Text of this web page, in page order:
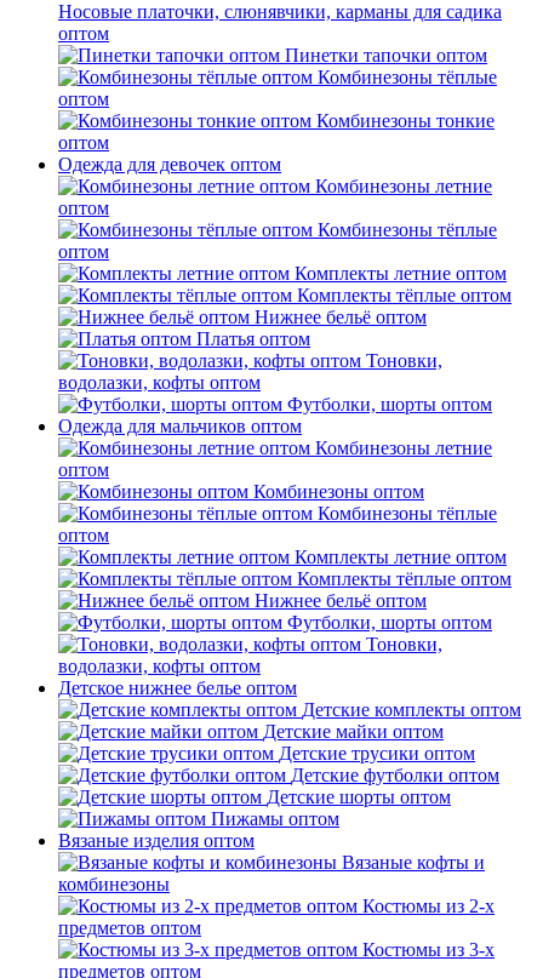
Носовые платочки, слюнявчики, карманы для садика
оптом
Пинетки тапочки оптом
Комбинезоны тёплые
оптом
Комбинезоны тонкие
оптом
Одежда для девочек оптом
Комбинезоны летние
оптом
Комбинезоны тёплые
оптом
Комплекты летние оптом
Комплекты тёплые оптом
Нижнее бельё оптом
Платья оптом
Тоновки,
водолазки, кофты оптом
Футболки, шорты оптом
Одежда для мальчиков оптом
Комбинезоны летние
оптом
Комбинезоны оптом
Комбинезоны тёплые
оптом
Комплекты летние оптом
Комплекты тёплые оптом
Нижнее бельё оптом
Футболки, шорты оптом
Тоновки,
водолазки, кофты оптом
Детское нижнее белье оптом
Детские комплекты оптом
Детские майки оптом
Детские трусики оптом
Детские футболки оптом
Детские шорты оптом
Пижамы оптом
Вязаные изделия оптом
Вязаные кофты и
комбинезоны
Костюмы из 2-х
предметов оптом
Костюмы из 3-х
предметов оптом